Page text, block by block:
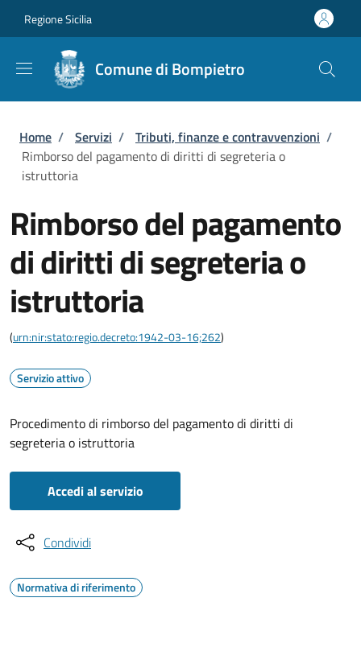
Regione Sicilia
Comune di Bompietro
Briciole di pane
Home / Servizi / Tributi, finanze e contravvenzioni /
Rimborso del pagamento di diritti di segreteria o
istruttoria
Rimborso del pagamento
di diritti di segreteria o
istruttoria
(urn:nir:stato:regio.decreto:1942-03-16;262)
Servizio attivo
Procedimento di rimborso del pagamento di diritti di
segreteria o istruttoria
Accedi al servizio
Condividi
Normativa di riferimento